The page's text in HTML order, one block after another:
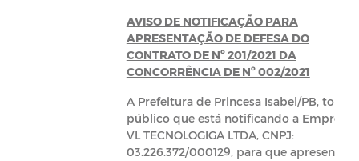
AVISO DE NOTIFICAÇÃO PARA
APRESENTAÇÃO DE DEFESA DO
CONTRATO DE Nº 201/2021 DA
CONCORRÊNCIA DE Nº 002/2021
A Prefeitura de Princesa Isabel/PB, torna
público que está notificando a Empresa:
VL TECNOLOGIGA LTDA, CNPJ:
03.226.372/000129, para que apresente